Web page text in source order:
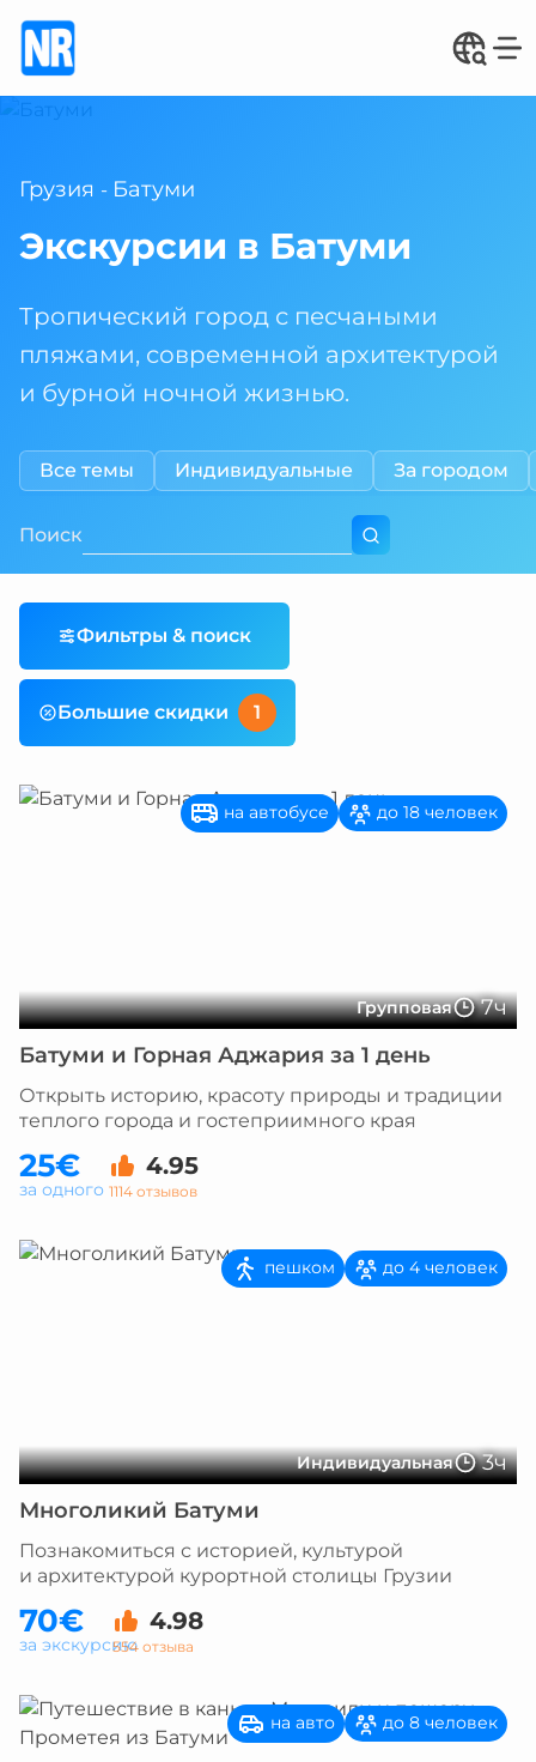
Грузия - Батуми
Экскурсии в Батуми
Тропический город с песчаными
пляжами, современной архитектурой
и бурной ночной жизнью.
Все темы Индивидуальные За городом
Поиск
Фильтры & поиск
Большие скидки 1
Групповая 7ч
на автобусе до 18 человек
Батуми и Горная Аджария за 1 день
Открыть историю, красоту природы и традиции
теплого города и гостеприимного края
25€ 4.95
1114 отзывов
за одного
Индивидуальная 3ч
пешком до 4 человек
Многоликий Батуми
Познакомиться с историей, культурой
и архитектурой курортной столицы Грузии
70€ 4.98
554 отзыва
за экскурсию
на авто до 8 человек